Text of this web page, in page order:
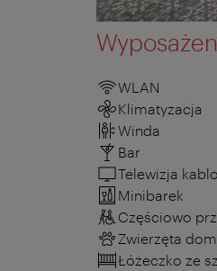
WLAN
Klimatyzacja
Winda
Bar
Telewizja
Minibarek
Częściowo
Zwierzęta
Łóżeczko ze